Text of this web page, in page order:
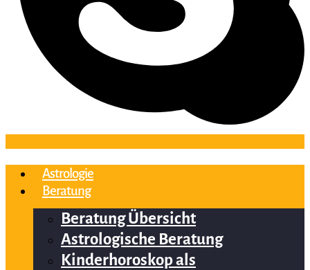
Astrologie
Beratung
Beratung Übersicht
Astrologische Beratung
Kinderhoroskop als